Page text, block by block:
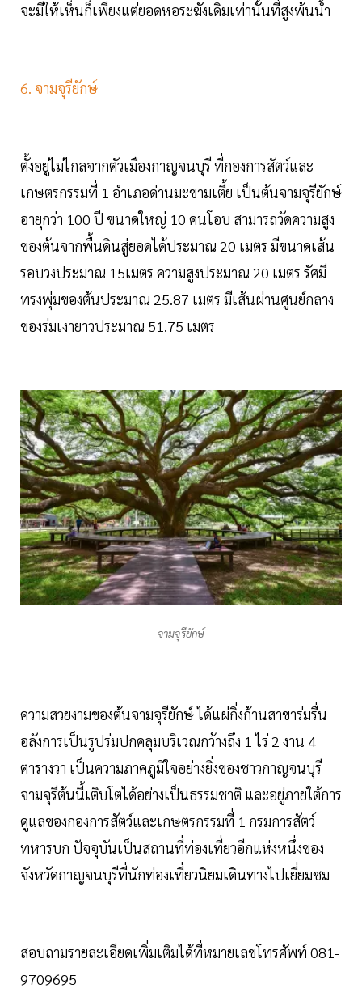
จะมีให้เห็นก็เพียงแต่ยอดหอระฆังเดิมเท่านั้นที่สูงพ้นน้ำ
6. จามจุรียักษ์
ตั้งอยู่ไม่ไกลจากตัวเมืองกาญจนบุรี ที่กองการสัตว์และ
เกษตรกรรมที่ 1 อำเภอด่านมะขามเตี้ย เป็นต้นจามจุรียักษ์
อายุกว่า 100 ปี ขนาดใหญ่ 10 คนโอบ สามารถวัดความสูง
ของต้นจากพื้นดินสู่ยอดได้ประมาณ 20 เมตร มีขนาดเส้น
รอบวงประมาณ 15เมตร ความสูงประมาณ 20 เมตร รัศมี
ทรงพุ่มของต้นประมาณ 25.87 เมตร มีเส้นผ่านศูนย์กลาง
ของร่มเงายาวประมาณ 51.75 เมตร
จามจุรียักษ์
ความสวยงามของต้นจามจุรียักษ์ ได้แผ่กิ่งก้านสาขาร่มรื่น
อลังการเป็นรูปร่มปกคลุมบริเวณกว้างถึง 1 ไร่ 2 งาน 4
ตารางวา เป็นความภาคภูมิใจอย่างยิ่งของชาวกาญจนบุรี
จามจุรีต้นนี้เติบโตได้อย่างเป็นธรรมชาติ และอยู่ภายใต้การ
ดูแลของกองการสัตว์และเกษตรกรรมที่ 1 กรมการสัตว์
ทหารบก ปัจจุบันเป็นสถานที่ท่องเที่ยวอีกแห่งหนึ่งของ
จังหวัดกาญจนบุรีที่นักท่องเที่ยวนิยมเดินทางไปเยี่ยมชม
สอบถามรายละเอียดเพิ่มเติมได้ที่หมายเลขโทรศัพท์ 081-
9709695